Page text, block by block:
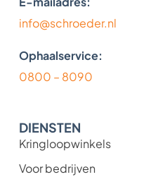
info@schroeder.nl
Ophaalservice:
0800 – 8090
DIENSTEN
Kringloopwinkels
Voor bedrijven